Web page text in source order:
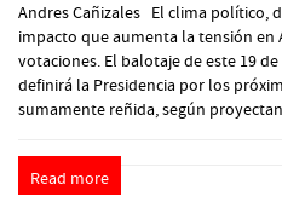
Andres Cañizales El clima político,
impacto que aumenta la tensión en
votaciones. El balotaje de este 19
definirá la Presidencia por los
sumamente reñida, según
Read more